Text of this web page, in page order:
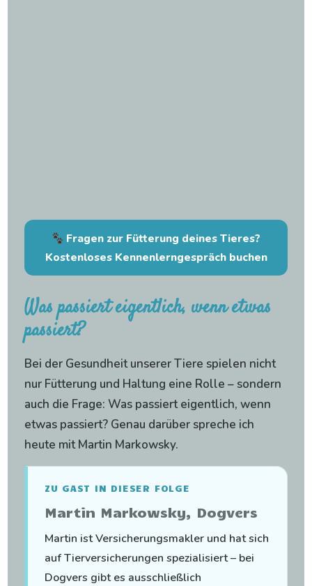
Fragen zur Fütterung deines Tieres?
Kostenloses Kennenlerngespräch buchen
Was passiert eigentlich, wenn etwas
passiert?
Bei der Gesundheit unserer Tiere spielen nicht
nur Fütterung und Haltung eine Rolle – sondern
auch die Frage: Was passiert eigentlich, wenn
etwas passiert? Genau darüber spreche ich
heute mit Martin Markowsky.
ZU GAST IN DIESER FOLGE
Martin Markowsky, Dogvers
Martin ist Versicherungsmakler und hat sich
auf Tierversicherungen spezialisiert – bei
Dogvers gibt es ausschließlich